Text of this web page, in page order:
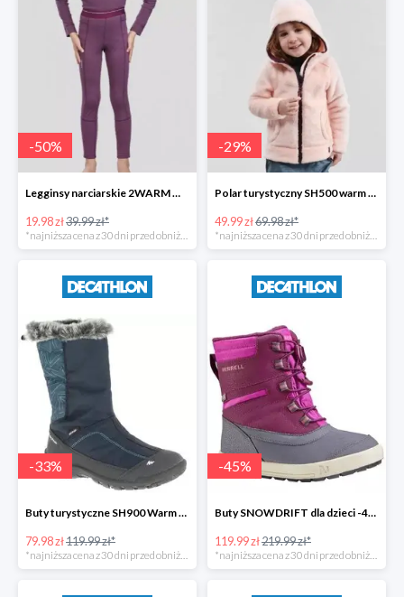
-50%
Legginsy narciarskie 2WARM WEDZE dla dzieci -50%
19.98 zł39.99 zł*
-29%
Polar turystyczny SH500 warm Quechua dla dzieci -28%
49.99 zł69.98 zł*
-33%
Buty turystyczne SH900 Warm dla dzieci -33%
79.98 zł119.99 zł*
-45%
Buty SNOWDRIFT dla dzieci -45%
119.99 zł219.99 zł*